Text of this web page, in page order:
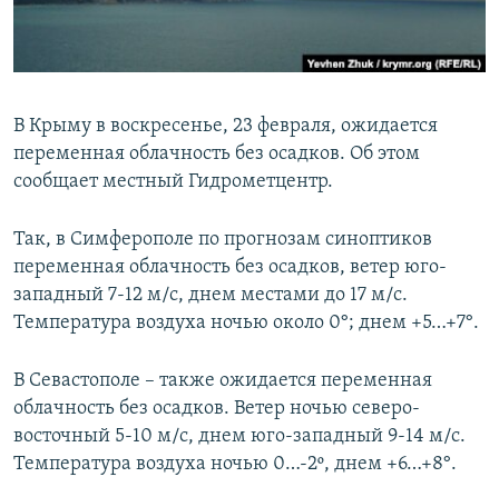
УКРАИНСКАЯ ПРОБЛЕМА КРЫМА
Все сайты RFE/RL
В Крыму в воскресенье, 23 февраля, ожидается
переменная облачность без осадков. Об этом
сообщает местный Гидрометцентр.
Так, в Симферополе по прогнозам синоптиков
переменная облачность без осадков, ветер юго-
западный 7-12 м/с, днем местами до 17 м/с.
Температура воздуха ночью около 0°; днем +5…+7°.
В Севастополе – также ожидается переменная
облачность без осадков. Ветер ночью северо-
восточный 5-10 м/с, днем юго-западный 9-14 м/с.
Температура воздуха ночью 0…-2º, днем +6…+8°.